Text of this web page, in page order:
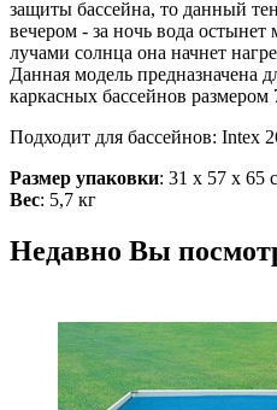
защиты бассейна, то данный
вечером - за ночь вода
лучами солнца она начнет
Данная модель предназначена
каркасных бассейнов размером
Подходит для бассейнов: Intex
Размер упаковки: 31 х 57 х 65
Вес: 5,7 кг
Недавно Вы